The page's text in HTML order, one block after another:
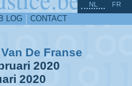
LOG CONTACT
NL FR
De Franse
2020
2020
^